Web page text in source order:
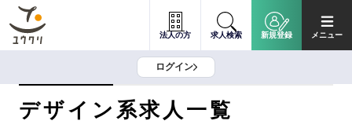
法人の方 求人検索 新規登録 メニュー
ログイン
デザイン系求人一覧